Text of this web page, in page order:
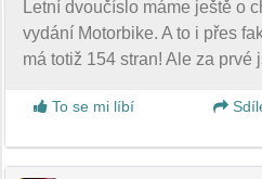
Letní dvoučíslo máme ještě o
vydání Motorbike. A to i přes
má totiž 154 stran! Ale za prvé
To se mi líbí